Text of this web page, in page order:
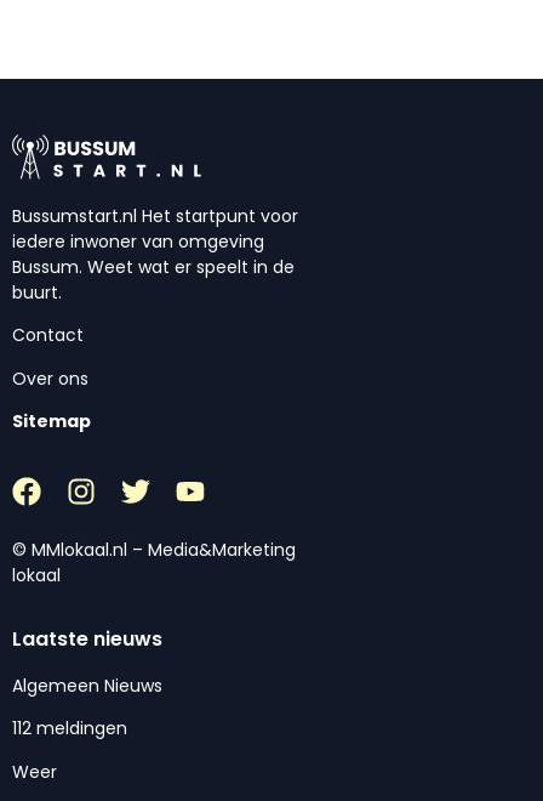
Bussumstart.nl Het startpunt voor
iedere inwoner van omgeving
Bussum. Weet wat er speelt in de
buurt.
Contact
Over ons
Sitemap
© MMlokaal.nl – Media&Marketing
lokaal
Laatste nieuws
Algemeen Nieuws
112 meldingen
Weer